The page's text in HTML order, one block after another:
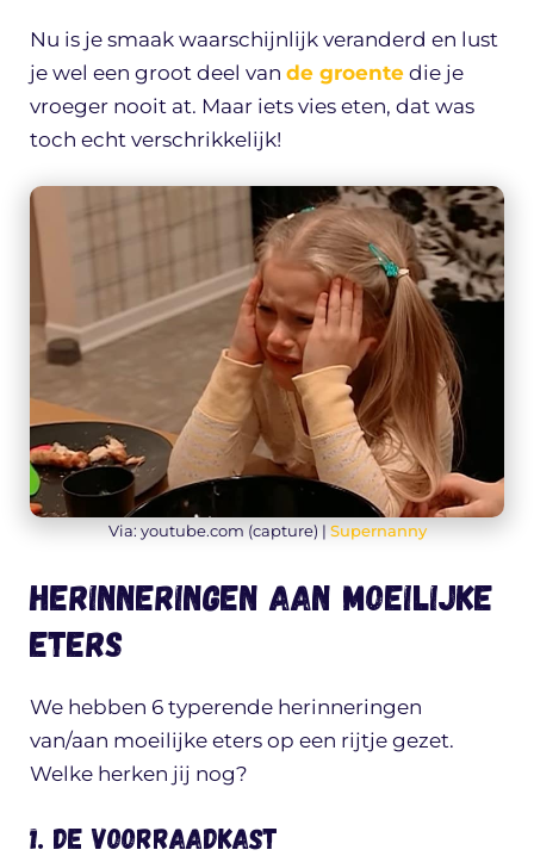
Nu is je smaak waarschijnlijk veranderd en lust
je wel een groot deel van de groente die je
vroeger nooit at. Maar iets vies eten, dat was
toch echt verschrikkelijk!
Via: youtube.com (capture) | Supernanny
Herinneringen aan moeilijke
eters
We hebben 6 typerende herinneringen
van/aan moeilijke eters op een rijtje gezet.
Welke herken jij nog?
1. De voorraadkast